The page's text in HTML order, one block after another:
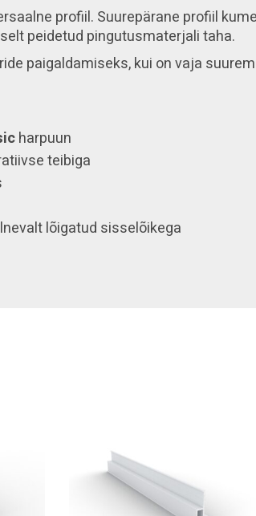
profiil. Suurepärane profiil
peidetud pingutusmaterjali taha.
paigaldamiseks, kui on vaja
harpuun
teibiga
lõigatud sisselõikega